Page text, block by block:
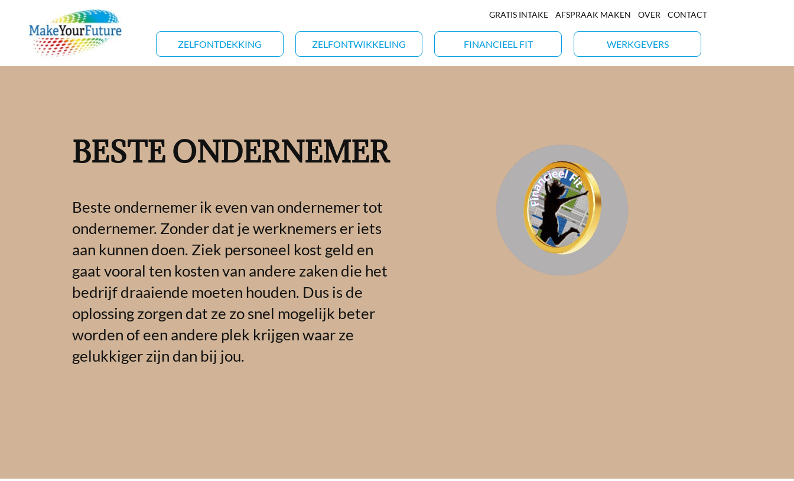
GRATIS INTAKE AFSPRAAK MAKEN OVER CONTACT
ZELFONTDEKKING ZELFONTWIKKELING FINANCIEEL FIT WERKGEVERS
BESTE ONDERNEMER
Beste ondernemer ik even van ondernemer tot
ondernemer. Zonder dat je werknemers er iets
aan kunnen doen. Ziek personeel kost geld en
gaat vooral ten kosten van andere zaken die het
bedrijf draaiende moeten houden. Dus is de
oplossing zorgen dat ze zo snel mogelijk beter
worden of een andere plek krijgen waar ze
gelukkiger zijn dan bij jou.